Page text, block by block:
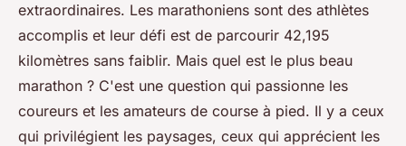
extraordinaires. Les marathoniens sont des athlètes
accomplis et leur défi est de parcourir 42,195
kilomètres sans faiblir. Mais quel est le plus beau
marathon ? C'est une question qui passionne les
coureurs et les amateurs de course à pied. Il y a ceux
qui privilégient les paysages, ceux qui apprécient les